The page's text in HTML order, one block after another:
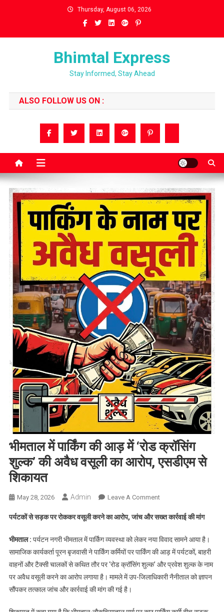
Thursday, August 06, 2026
Bhimtal Express
Stay Informed, Stay Ahead
ALSO FOLLOW US ON :
भीमताल में पार्किंग की आड़ में ‘रोड क्रॉसिंग
शुल्क’ की अवैध वसूली का आरोप, एसडीएम से
शिकायत
May 28, 2026 Admin Leave A CommentOn
में
की
आड़
में
‘रोड
पर्यटकों से सड़क पर रोककर वसूली करने का आरोप, जांच और सख्त कार्रवाई की मांग
भीमताल : पर्यटन नगरी भीमताल में पार्किंग व्यवस्था को लेकर नया विवाद सामने आया है।
सामाजिक कार्यकर्ता पूरन बृजवासी ने पार्किंग कर्मियों पर पार्किंग की आड़ में पर्यटकों, बाहरी
वाहनों और टैक्सी चालकों से कथित तौर पर ‘रोड क्रॉसिंग शुल्क’ और प्रवेश शुल्क के नाम
पर अवैध वसूली करने का आरोप लगाया है। मामले में उप-जिलाधिकारी नैनीताल को ज्ञापन
सौंपकर तत्काल जांच और कार्रवाई की मांग की गई है।